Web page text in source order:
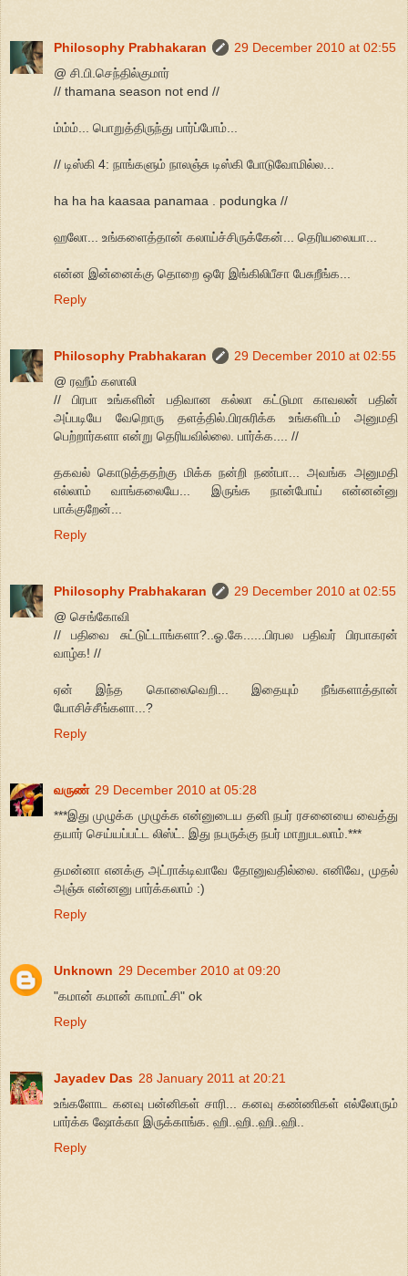
Philosophy Prabhakaran
29 December 2010 at 02:55
@ சி.பி.செந்தில்குமார்
// thamana season not end //
ம்ம்ம்... பொறுத்திருந்து பார்ப்போம்...
// டிஸ்கி 4: நாங்களும் நாலஞ்சு டிஸ்கி போடுவோமில்ல...
ha ha ha kaasaa panamaa . podungka //
ஹலோ... உங்களைத்தான் கலாய்ச்சிருக்கேன்... தெரியலையா...
என்ன இன்னைக்கு தொறை ஒரே இங்கிலிபீசா பேசுறீங்க...
Reply
Philosophy Prabhakaran
29 December 2010 at 02:55
@ ரஹீம் கஸாலி
// பிரபா உங்களின் பதிவான கல்லா கட்டுமா காவலன் பதின்
அப்படியே வேறொரு தளத்தில்.பிரசுரிக்க உங்களிடம் அனுமதி
பெற்றார்களா என்று தெரியவில்லை. பார்க்க.... //
தகவல் கொடுத்ததற்கு மிக்க நன்றி நண்பா... அவங்க அனுமதி
எல்லாம் வாங்கலையே... இருங்க நான்போய் என்னன்னு
பாக்குறேன்...
Reply
Philosophy Prabhakaran
29 December 2010 at 02:55
@ செங்கோவி
// பதிவை சுட்டுட்டாங்களா?..ஓ.கே......பிரபல பதிவர் பிரபாகரன்
வாழ்க! //
ஏன் இந்த கொலைவெறி... இதையும் நீங்களாத்தான்
யோசிச்சீங்களா...?
Reply
வருண் 29 December 2010 at 05:28
***இது முழுக்க முழுக்க என்னுடைய தனி நபர் ரசனையை வைத்து
தயார் செய்யப்பட்ட லிஸ்ட். இது நபருக்கு நபர் மாறுபடலாம்.***
தமன்னா எனக்கு அட்ராக்டிவாவே தோனுவதில்லை. எனிவே, முதல்
அஞ்சு என்னனு பார்க்கலாம் :)
Reply
Unknown 29 December 2010 at 09:20
"கமான் கமான் காமாட்சி" ok
Reply
Jayadev Das 28 January 2011 at 20:21
உங்களோட கனவு பன்னிகள் சாரி... கனவு கண்ணிகள் எல்லோரும்
பார்க்க ஷோக்கா இருக்காங்க. ஹி..ஹி..ஹி..ஹி..
Reply